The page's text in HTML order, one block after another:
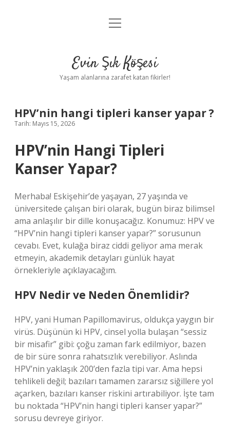
Anasayfa
Yasal Uyarı
menüyü
Evin Şık Köşesi
Yaşam alanlarına zarafet katan fikirler!
HPV’nin hangi tipleri kanser yapar ?
Tarih: Mayıs 15, 2026
HPV’nin Hangi Tipleri
Kanser Yapar?
Merhaba! Eskişehir’de yaşayan, 27 yaşında ve
üniversitede çalışan biri olarak, bugün biraz bilimsel
ama anlaşılır bir dille konuşacağız. Konumuz: HPV ve
“HPV’nin hangi tipleri kanser yapar?” sorusunun
cevabı. Evet, kulağa biraz ciddi geliyor ama merak
etmeyin, akademik detayları günlük hayat
örnekleriyle açıklayacağım.
HPV Nedir ve Neden Önemlidir?
HPV, yani Human Papillomavirus, oldukça yaygın bir
virüs. Düşünün ki HPV, cinsel yolla bulaşan “sessiz
bir misafir” gibi: çoğu zaman fark edilmiyor, bazen
de bir süre sonra rahatsızlık verebiliyor. Aslında
HPV’nin yaklaşık 200’den fazla tipi var. Ama hepsi
tehlikeli değil; bazıları tamamen zararsız siğillere yol
açarken, bazıları kanser riskini artırabiliyor. İşte tam
bu noktada “HPV’nin hangi tipleri kanser yapar?”
sorusu devreye giriyor.